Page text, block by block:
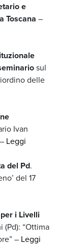
e
Toscana –
sul
delle
Ivan
Leggi
del Pd.
del 17
i Livelli
(Pd): “Ottima
– Leggi